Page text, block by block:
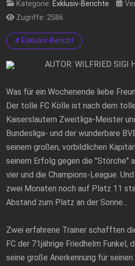
Kategorie: Exklusiv-Berichte
Zugriffe: 2586
# Exklusiv-Bericht
AUTOR: WILFRIED SIGI
Was für ein Wochenende liebe
Der tolle FC Kölle ist nach dem
Kaiserslautern Zweitliga-Meister
Bundesliga- und der wunderbare
seinem großen, vorbildlichen
seinem Erfolg gegen die "Störche"
vier und die Champions-League.
zwei Monaten noch auf Platz 11
Abstand zum Platz an der Sonne...
Zwei erfahrene Trainer schafften
FC der 71jährige Friedhelm Funkel,
seine große Anerkennung für seinen